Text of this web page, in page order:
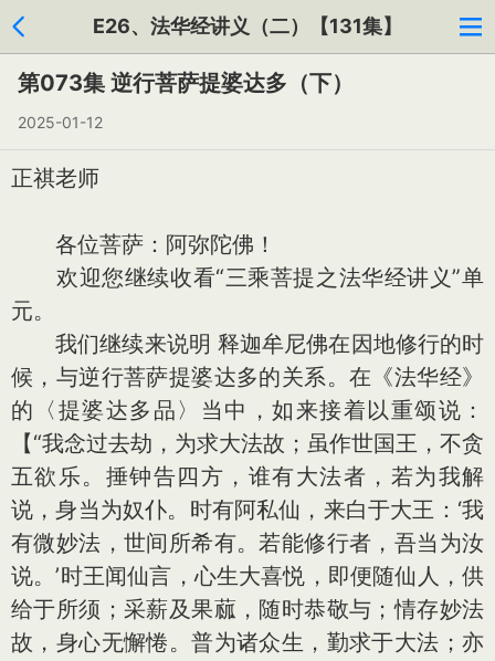
E26、法华经讲义（二）【131集】
第073集 逆行菩萨提婆达多（下）
2025-01-12
正祺老师
各位菩萨：阿弥陀佛！
欢迎您继续收看“三乘菩提之法华经讲义”单
元。
我们继续来说明 释迦牟尼佛在因地修行的时
候，与逆行菩萨提婆达多的关系。在《法华经》
的〈提婆达多品〉当中，如来接着以重颂说：
【“我念过去劫，为求大法故；虽作世国王，不贪
五欲乐。捶钟告四方，谁有大法者，若为我解
说，身当为奴仆。时有阿私仙，来白于大王：‘我
有微妙法，世间所希有。若能修行者，吾当为汝
说。’时王闻仙言，心生大喜悦，即便随仙人，供
给于所须；采薪及果蓏，随时恭敬与；情存妙法
故，身心无懈惓。普为诸众生，勤求于大法；亦